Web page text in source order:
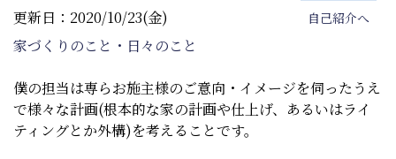
自己紹介へ
更新日：2020/10/23(金)
家づくりのこと・日々のこと
僕の担当は専らお施主様のご意向・イメージを伺ったうえ
で様々な計画(根本的な家の計画や仕上げ、あるいはライ
ティングとか外構)を考えることです。